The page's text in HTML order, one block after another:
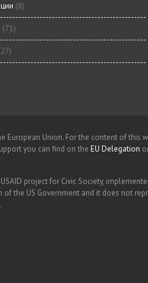
(8)
(71)
European Union. For the content of
you can find on the EU Delegation
project for Civic Society,
the US Government and it does not